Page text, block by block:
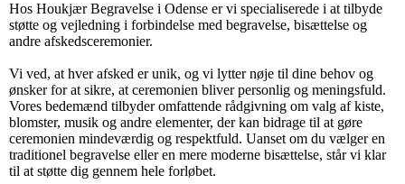
Hos Houkjær Begravelse i Odense er vi specialiserede i at tilbyde
støtte og vejledning i forbindelse med begravelse, bisættelse og
andre afskedsceremonier.
Vi ved, at hver afsked er unik, og vi lytter nøje til dine behov og
ønsker for at sikre, at ceremonien bliver personlig og meningsfuld.
Vores bedemænd tilbyder omfattende rådgivning om valg af kiste,
blomster, musik og andre elementer, der kan bidrage til at gøre
ceremonien mindeværdig og respektfuld. Uanset om du vælger en
traditionel begravelse eller en mere moderne bisættelse, står vi klar
til at støtte dig gennem hele forløbet.